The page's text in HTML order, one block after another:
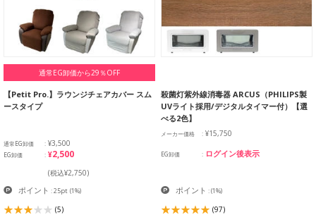
通常EG卸価から29％OFF
【Petit Pro.】ラウンジチェアカバー スム
ースタイプ
通常EG卸価 ¥3,500
EG卸価 ¥2,500
(税込¥2,750)
ポイント : 25pt (1%)
(5)
殺菌灯紫外線消毒器 ARCUS（PHILIPS製
UVライト採用/デジタルタイマー付）【選
べる2色】
メーカー価格 ¥15,750
EG卸価 ログイン後表示
ポイント :(1%)
(97)